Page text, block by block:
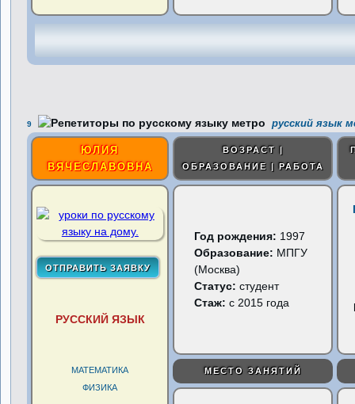
9 русский язык
ЮЛИЯ
ВЯЧЕСЛАВОВНА
ВОЗРАСТ |
ОБРАЗОВАНИЕ | РАБОТА
РУССКИЙ ЯЗЫК
МАТЕМАТИКА
ФИЗИКА
Год рождения: 1997
Образование: МПГУ
(Москва)
Статус:студент
Стаж: с 2015 года
МЕСТО ЗАНЯТИЙ